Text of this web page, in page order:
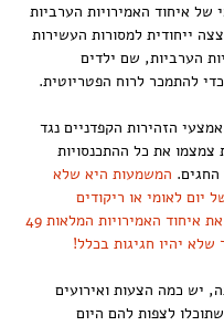
של איחוד האמירויות הערביות
ייחודית למסורות העשירות
הערביות, שם ילדים
להתמכר לרוח הפטריוטית.
הזהירות הקפדניים נגד
צמצמו את כל ההתכנסויות
החגים. המשמעות היא שלא
יום לאומי או ריקודים
יהיו חגיגות בכלל!
יש כמה הצעות ואירועים
לצפות להם היום